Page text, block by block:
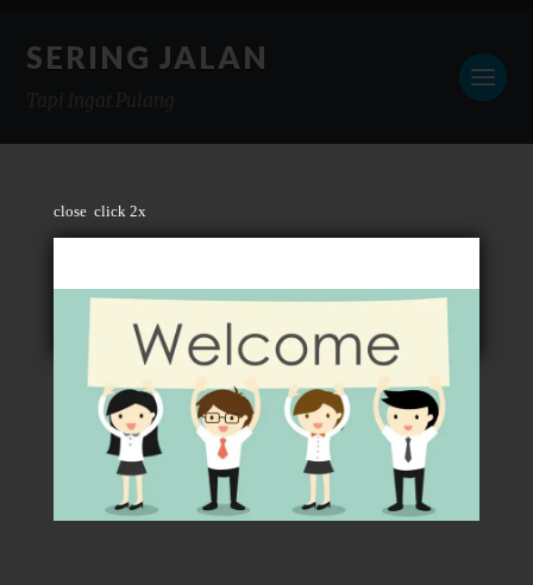
close click 2x
SERING JALAN